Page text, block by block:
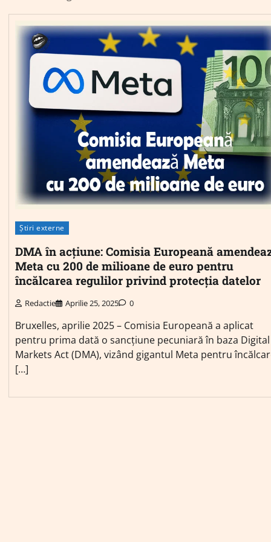
Știri externe
DMA în acțiune: Comisia Europeană
Meta cu 200 de milioane de euro pentru
încălcarea regulilor privind protecția datelor
Redactie Aprilie 25, 2025 0
Bruxelles, aprilie 2025 – Comisia Europeană a aplicat
pentru prima dată o sancțiune pecuniară în baza Digital
Markets Act (DMA), vizând gigantul Meta pentru
[…]